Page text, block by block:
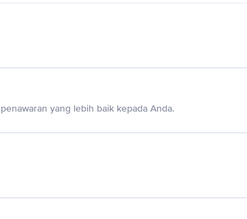
yang lebih baik kepada Anda.